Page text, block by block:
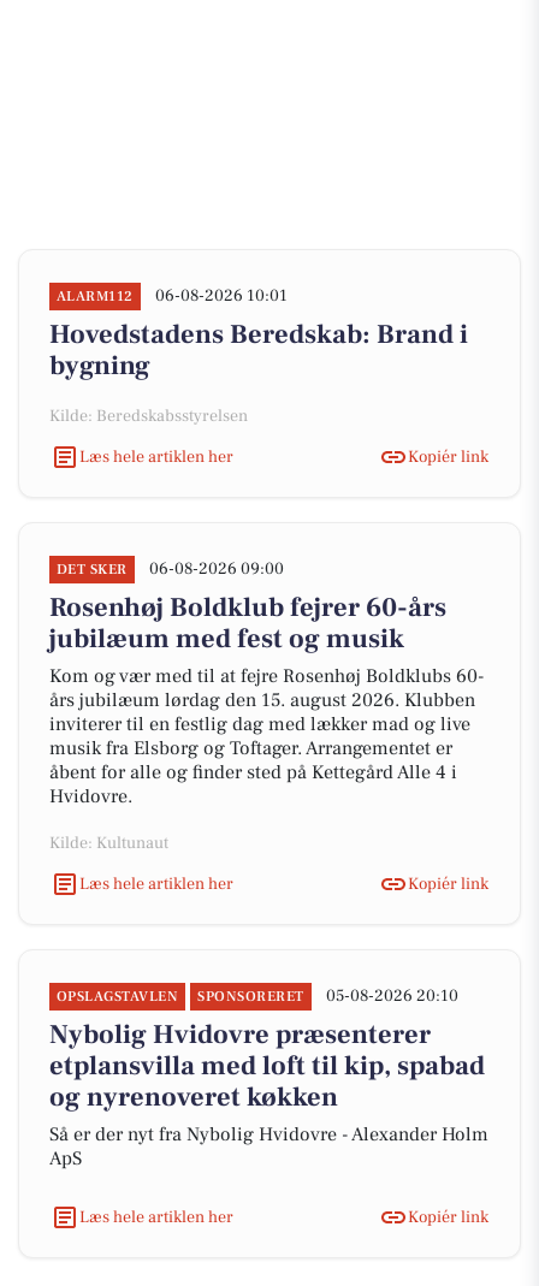
ALARM112 06-08-2026 10:01
Hovedstadens Beredskab: Brand i
bygning
Kilde: Beredskabsstyrelsen
Læs hele artiklen her
Kopiér link
DET SKER 06-08-2026 09:00
Rosenhøj Boldklub fejrer 60-års
jubilæum med fest og musik
Kom og vær med til at fejre Rosenhøj Boldklubs 60-
års jubilæum lørdag den 15. august 2026. Klubben
inviterer til en festlig dag med lækker mad og live
musik fra Elsborg og Toftager. Arrangementet er
åbent for alle og finder sted på Kettegård Alle 4 i
Hvidovre.
Kilde: Kultunaut
Læs hele artiklen her
Kopiér link
OPSLAGSTAVLEN SPONSORERET 05-08-2026 20:10
Nybolig Hvidovre præsenterer
etplansvilla med loft til kip, spabad
og nyrenoveret køkken
Så er der nyt fra Nybolig Hvidovre - Alexander Holm
ApS
Læs hele artiklen her Kopiér link